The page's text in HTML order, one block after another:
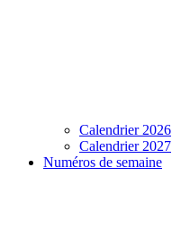
Calendrier 2026
Calendrier 2027
Numéros de semaine